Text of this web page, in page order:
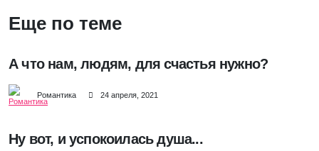
Еще по теме
А что нам, людям, для счастья нужно?
Романтика 24 апреля, 2021
Ну вот, и успокоилась душа...